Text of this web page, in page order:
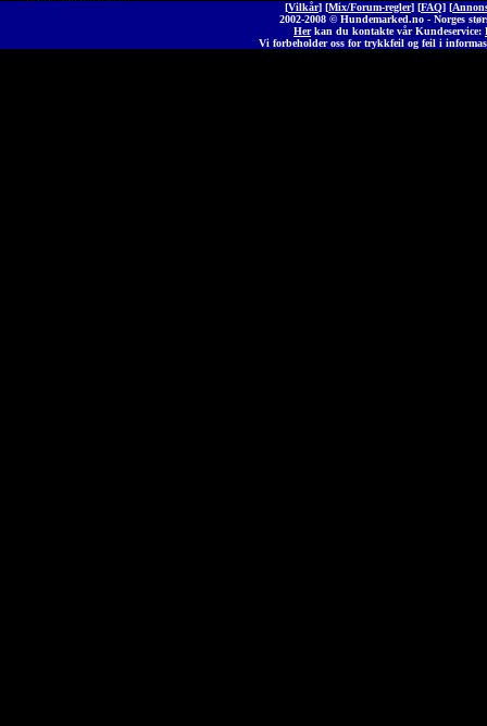
[Vilkår] [Mix/Forum-regler] [FAQ] [
2002-2008 © Hundemarked.no - Norges
Herkan du kontakte vår Kundeservice:
Vi forbeholder oss for trykkfeil og feil i